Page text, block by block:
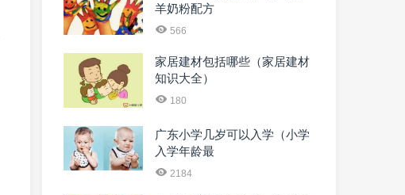
羊奶粉配方
566
家居建材包括哪些（家居建材
知识大全）
180
广东小学几岁可以入学（小学
入学年龄最
2184